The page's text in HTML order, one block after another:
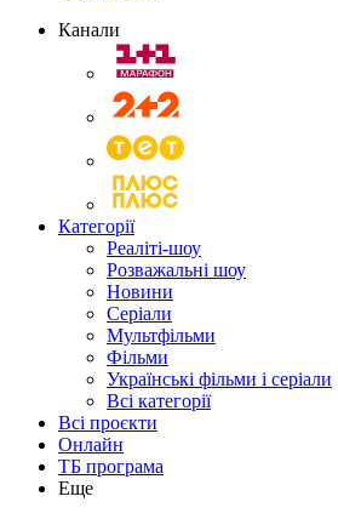
Канали
Категорії
Реаліті-шоу
Розважальні шоу
Новини
Серіали
Мультфільми
Фільми
Українські фільми і серіали
Всі категорії
Всі проєкти
Онлайн
ТБ програма
Еще